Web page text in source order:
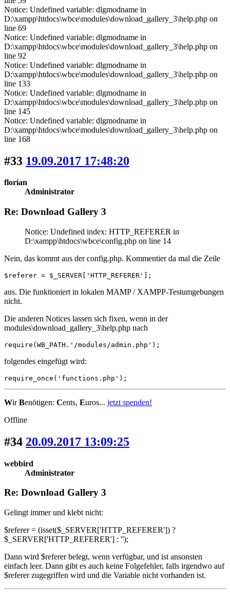
Notice: Undefined variable: dlgmodname in
D:\xampp\htdocs\wbce\modules\download_gallery_3\help.php on
line 69
Notice: Undefined variable: dlgmodname in
D:\xampp\htdocs\wbce\modules\download_gallery_3\help.php on
line 92
Notice: Undefined variable: dlgmodname in
D:\xampp\htdocs\wbce\modules\download_gallery_3\help.php on
line 133
Notice: Undefined variable: dlgmodname in
D:\xampp\htdocs\wbce\modules\download_gallery_3\help.php on
line 145
Notice: Undefined variable: dlgmodname in
D:\xampp\htdocs\wbce\modules\download_gallery_3\help.php on
line 168
#33 19.09.2017 17:48:20
florian
Administrator
Re: Download Gallery 3
Notice: Undefined index: HTTP_REFERER in
D:\xampp\htdocs\wbce\config.php on line 14
Nein, das kommt aus der config.php. Kommentier da mal die Zeile
$referer = $_SERVER['HTTP_REFERER'];
aus. Die funktioniert in lokalen MAMP / XAMPP-Testumgebungen
nicht.
Die anderen Notices lassen sich fixen, wenn in der
modules\download_gallery_3\help.php nach
require(WB_PATH.'/modules/admin.php');
folgendes eingefügt wird:
require_once('functions.php');
WirBenötigen: Cents, Euros... jetzt spenden!
Offline
#34 20.09.2017 13:09:25
webbird
Administrator
Re: Download Gallery 3
Gelingt immer und klebt nicht:
$referer = (isset($_SERVER['HTTP_REFERER']) ?
$_SERVER['HTTP_REFERER'] : '');
Dann wird $referer belegt, wenn verfügbar, und ist ansonsten
einfach leer. Dann gibt es auch keine Folgefehler, falls irgendwo auf
$referer zugegriffen wird und die Variable nicht vorhanden ist.